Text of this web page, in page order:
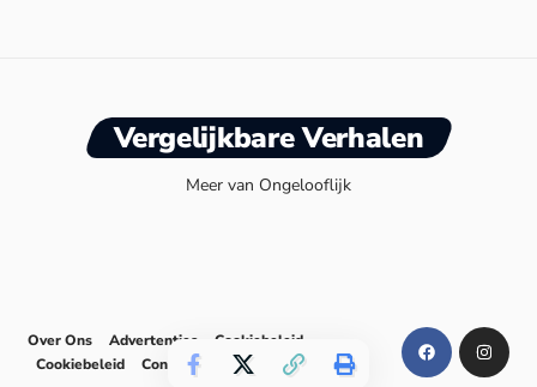
Vergelijkbare Verhalen
Meer van Ongelooflijk
Over Ons Advertenties
Cookiebeleid
Cookiebeleid
Contact